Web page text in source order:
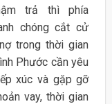
trả thì phía
chóng cắt cử
trong thời gian
Phước cần yêu
xúc và gặp gỡ
vay, thời gian